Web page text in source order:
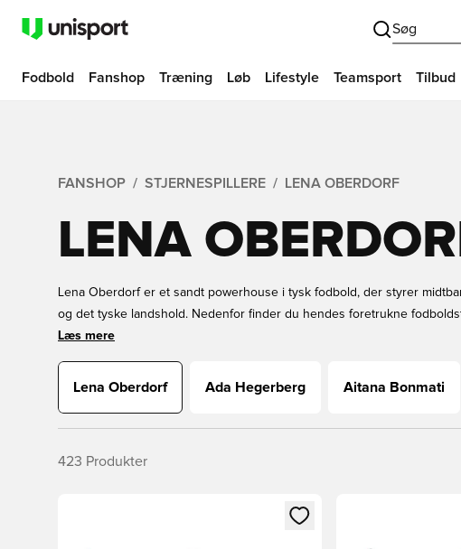
Søg
Fodbold Fanshop Træning Løb Lifestyle Teamsport Tilbud
FANSHOP STJERNESPILLERE LENA OBERDORF
LENA
Lena Oberdorf er et sandt powerhouse i tysk fodbold, der styrer
og det tyske landshold. Nedenfor finder du hendes foretrukne
samme støvler og tage dit spil til det næste niveau. Hvis du foretrækker
fodboldudstyr fra Unisports brede udvalg, og du vil ikke fortryde det!
Læs mere
Lena Oberdorf Ada Hegerberg Aitana Bonmati
423 Produkter
Åbner en Modal til at logge ind eller tilmelde dig som medlem
Åbner en Modal